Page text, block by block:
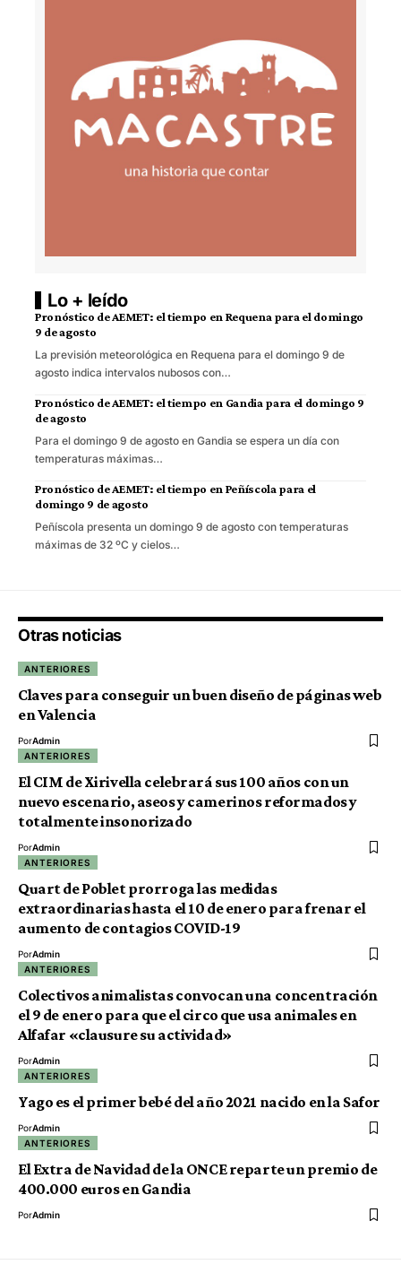
Lo + leído
Pronóstico de AEMET: el tiempo en Requena para el domingo
9 de agosto
La previsión meteorológica en Requena para el domingo 9 de
agosto indica intervalos nubosos con…
Pronóstico de AEMET: el tiempo en Gandia para el domingo 9
de agosto
Para el domingo 9 de agosto en Gandia se espera un día con
temperaturas máximas…
Pronóstico de AEMET: el tiempo en Peñíscola para el
domingo 9 de agosto
Peñíscola presenta un domingo 9 de agosto con temperaturas
máximas de 32 ºC y cielos…
Otras noticias
ANTERIORES
Claves para conseguir un buen diseño de páginas web
en Valencia
PorAdmin
ANTERIORES
El CIM de Xirivella celebrará sus 100 años con un
nuevo escenario, aseos y camerinos reformados y
totalmente insonorizado
PorAdmin
ANTERIORES
Quart de Poblet prorroga las medidas
extraordinarias hasta el 10 de enero para frenar el
aumento de contagios COVID-19
PorAdmin
ANTERIORES
Colectivos animalistas convocan una concentración
el 9 de enero para que el circo que usa animales en
Alfafar «clausure su actividad»
PorAdmin
ANTERIORES
Yago es el primer bebé del año 2021 nacido en la Safor
PorAdmin
ANTERIORES
El Extra de Navidad de la ONCE reparte un premio de
400.000 euros en Gandia
PorAdmin